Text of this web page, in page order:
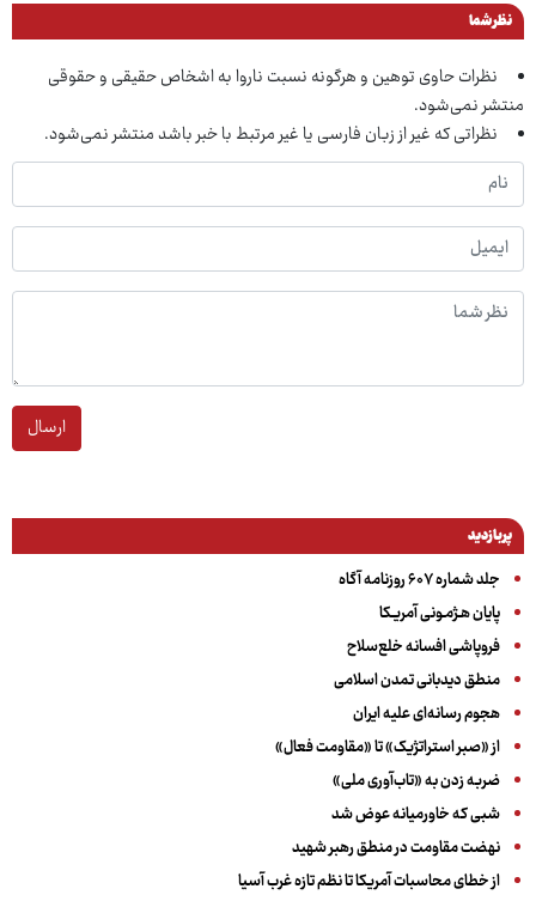
نظر شما
نظرات حاوی توهین و هرگونه نسبت ناروا به اشخاص حقیقی و حقوقی
منتشر نمی‌شود.
نظراتی که غیر از زبان فارسی یا غیر مرتبط با خبر باشد منتشر نمی‌شود.
ارسال
پربازدید
جلد شماره ۶۰۷ روزنامه آگاه
پایان هـژمـونی آمریـکا
فروپاشی افسانه خلع‌سلاح
منطق دیدبانی تمدن اسلامی
هجوم رسانه‌ای علیه ایران
از «صبر استراتژیک» تا «مقاومت فعال»
ضربه زدن به «تاب‌آوری ملی»
شبی که خاورمیانه عوض شد
نهضت مقاومت در منطق رهبر شهید
از خطای محاسبات آمریکا تا نظم تازه غرب آسیا